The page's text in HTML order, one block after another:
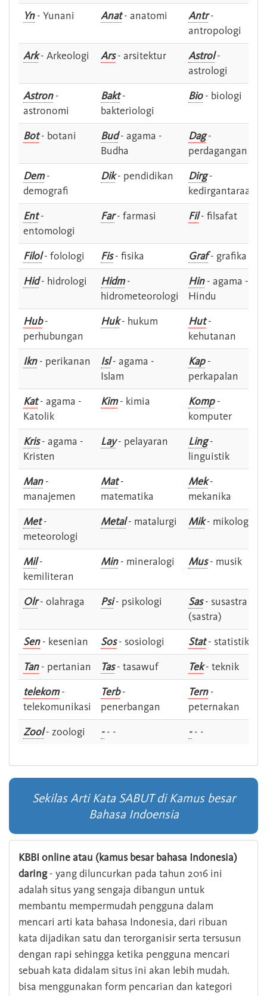
Yn- Yunani Anat- anatomi Antr-
antropologi
Ark- Arkeologi Ars- arsitektur Astrol-
astrologi
Astron-
astronomi
Bakt-
bakteriologi
Bio- biologi
Bot- botani Bud- agama -
Budha
Dag-
perdagangan
Dem-
demografi
Dik- pendidikan Dirg-
kedirgantaraan
Ent-
entomologi
Far- farmasi Fil- filsafat
Filol- folologi Fis- fisika Graf- grafika
Hid- hidrologi Hidm-
hidrometeorologi
Hin- agama -
Hindu
Hub-
perhubungan
Huk- hukum Hut-
kehutanan
Ikn- perikanan Isl- agama -
Islam
Kap-
perkapalan
Kat- agama -
Katolik
Kim- kimia Komp-
komputer
Kris- agama -
Kristen
Lay- pelayaran Ling-
linguistik
Man-
manajemen
Mat-
matematika
Mek-
mekanika
Met-
meteorologi
Metal- matalurgi Mik- mikologi
Mil-
kemiliteran
Min- mineralogi Mus- musik
Olr- olahraga Psi- psikologi Sas- susastra -
(sastra)
Sen- kesenian Sos- sosiologi Stat- statistik
Tan- pertanian Tas- tasawuf Tek- teknik
telekom-
telekomunikasi
Terb-
penerbangan
Tern-
peternakan
Zool- zoologi -- - -- -
Sekilas Arti Kata SABUT di Kamus besar
Bahasa Indoensia
KBBI online atau (kamus besar bahasa Indonesia)
daring- yang diluncurkan pada tahun 2016 ini
adalah situs yang sengaja dibangun untuk
membantu mempermudah pengguna dalam
mencari arti kata bahasa Indonesia, dari ribuan
kata dijadikan satu dan terorganisir serta tersusun
dengan rapi sehingga ketika pengguna mencari
sebuah kata didalam situs ini akan lebih mudah.
bisa menggunakan form pencarian dan kategori